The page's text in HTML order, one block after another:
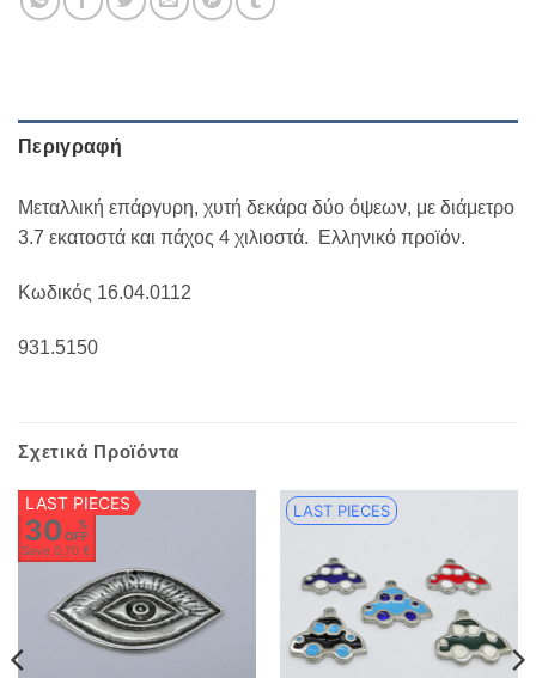
Περιγραφή
Μεταλλική επάργυρη, χυτή δεκάρα δύο όψεων, με διάμετρο
3.7 εκατοστά και πάχος 4 χιλιοστά.
Ελληνικό προϊόν.
Κωδικός 16.04.0112
931.5150
Σχετικά Προϊόντα
LAST PIECES
30
%
OFF
Save0,70 €
LAST PIECES